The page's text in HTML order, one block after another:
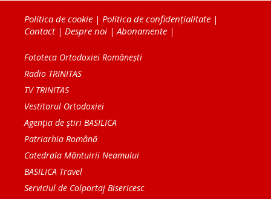
Politica de cookie | Politica de confidențialitate |
Contact| Despre noi |Abonamente |
Fototeca Ortodoxiei Românești
Radio TRINITAS
TV TRINITAS
Vestitorul Ortodoxiei
Agenţia de ştiri BASILICA
Patriarhia Română
Catedrala Mântuirii Neamului
BASILICA Travel
Serviciul de Colportaj Bisericesc